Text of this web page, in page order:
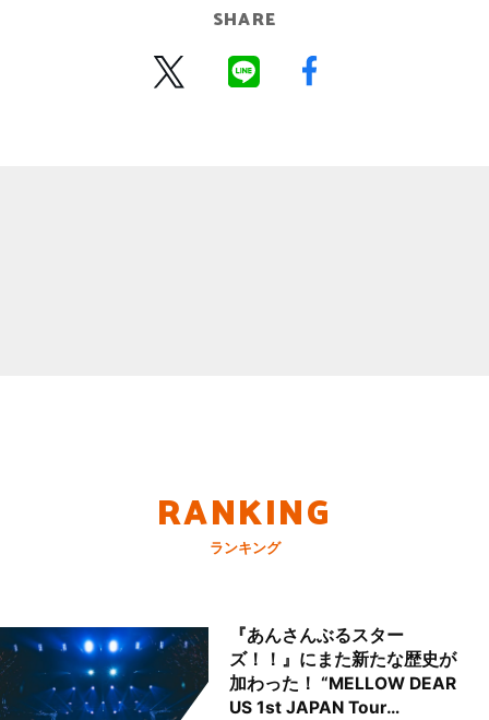
SHARE
RANKING
ランキング
『あんさんぶるスター
ズ！！』にまた新たな歴史が
加わった！ “MELLOW DEAR
US 1st JAPAN Tour